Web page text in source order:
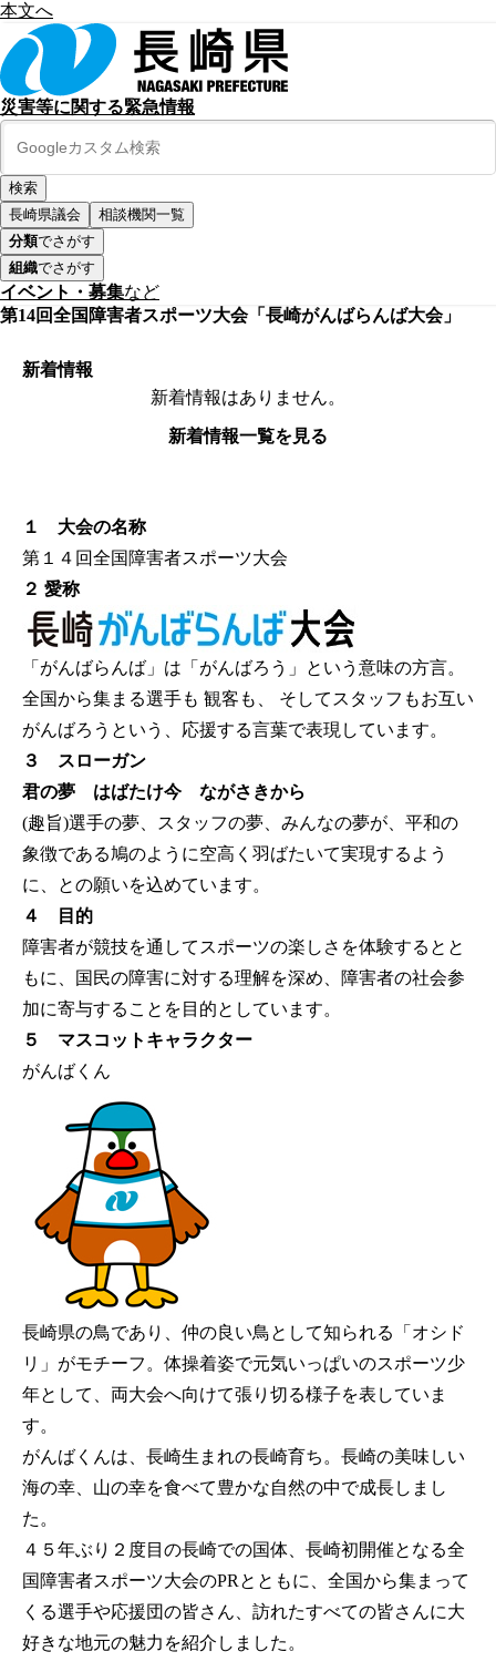
本文へ
災害等に関する緊急情報
長崎県議会
相談機関一覧
分類でさがす
組織でさがす
イベント・募集など
第14回全国障害者スポーツ大会「長崎がんばらんば大会」
新着情報
新着情報はありません。
新着情報一覧を見る
１ 大会の名称
第１４回全国障害者スポーツ大会
２ 愛称
「がんばらんば」は「がんばろう」という意味の方言。
全国から集まる選手も 観客も、 そしてスタッフもお互い
がんばろうという、応援する言葉で表現しています。
３ スローガン
君の夢 はばたけ今 ながさきから
(趣旨)選手の夢、スタッフの夢、みんなの夢が、平和の
象徴である鳩のように空高く羽ばたいて実現するよう
に、との願いを込めています。
４ 目的
障害者が競技を通してスポーツの楽しさを体験するとと
もに、国民の障害に対する理解を深め、障害者の社会参
加に寄与することを目的としています。
５ マスコットキャラクター
がんばくん
長崎県の鳥であり、仲の良い鳥として知られる「オシド
リ」がモチーフ。体操着姿で元気いっぱいのスポーツ少
年として、両大会へ向けて張り切る様子を表していま
す。
がんばくんは、長崎生まれの長崎育ち。長崎の美味しい
海の幸、山の幸を食べて豊かな自然の中で成長しまし
た。
４５年ぶり２度目の長崎での国体、長崎初開催となる全
国障害者スポーツ大会のPRとともに、全国から集まって
くる選手や応援団の皆さん、訪れたすべての皆さんに大
好きな地元の魅力を紹介しました。